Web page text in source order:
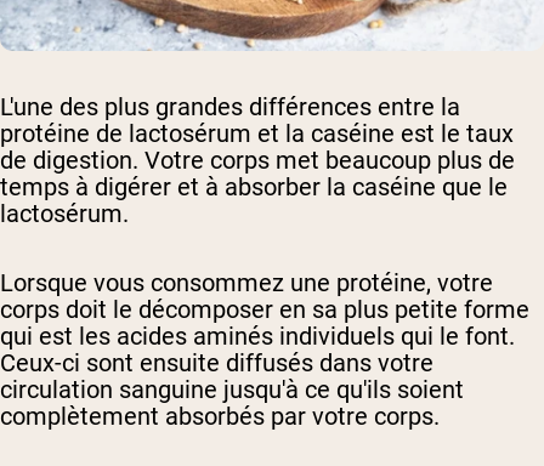
L'une des plus grandes différences entre la
protéine de lactosérum et la caséine est le taux
de digestion. Votre corps met beaucoup plus de
temps à digérer et à absorber la caséine que le
lactosérum.
Lorsque vous consommez une protéine, votre
corps doit le décomposer en sa plus petite forme
qui est les acides aminés individuels qui le font.
Ceux-ci sont ensuite diffusés dans votre
circulation sanguine jusqu'à ce qu'ils soient
complètement absorbés par votre corps.